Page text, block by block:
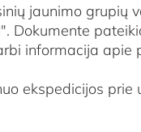
jaunimo grupių
Dokumente
informacija apie
ekspedicijos